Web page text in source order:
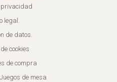
privacidad
legal.
de datos.
cookies
de compra
de mesa